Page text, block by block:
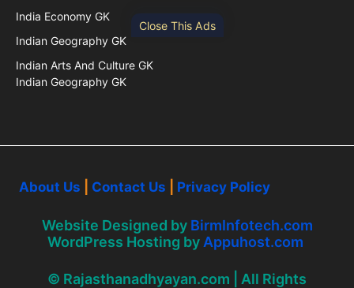
Close This Ads
India Economy GK
Indian Geography GK
Indian Arts And Culture GK
Indian Geography GK
About Us Contact Us Privacy Policy
Website Designed by BirmInfotech.com
WordPress Hosting by Appuhost.com
© Rajasthanadhyayan.com | All Rights